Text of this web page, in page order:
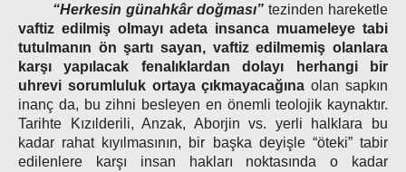
“Herkesin günahkâr doğması”tezinden hareketle
vaftiz edilmiş olmayı adeta insanca muameleye tabi
tutulmanın ön şartı sayan, vaftiz edilmemiş olanlara
karşı yapılacak fenalıklardan dolayı herhangi bir
uhrevi sorumluluk ortaya çıkmayacağına olan sapkın
inanç da, bu zihni besleyen en önemli teolojik kaynaktır.
Tarihte Kızılderili, Anzak, Aborjin vs. yerli halklara bu
kadar rahat kıyılmasının, bir başka deyişle “öteki” tabir
edilenlere karşı insan hakları noktasında o kadar